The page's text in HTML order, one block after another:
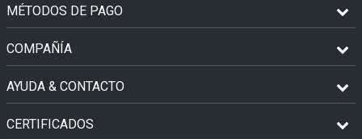
MÉTODOS DE PAGO
COMPAÑÍA
AYUDA & CONTACTO
CERTIFICADOS